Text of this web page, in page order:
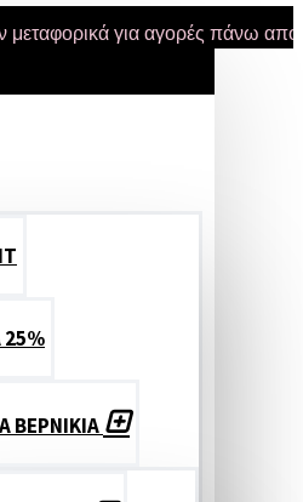
για αγορές πάνω από 47
ΒΕΡΝΙΚΙΑ